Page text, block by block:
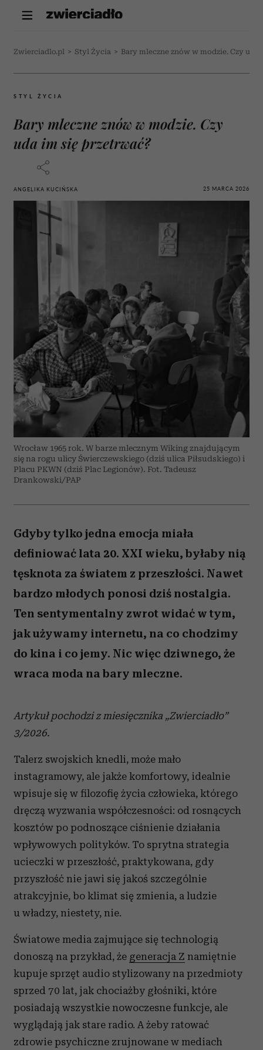
Zwierciadlo.pl > Styl Życia > Bary mleczne znów w modzie. Czy uda
STYL ŻYCIA
Bary mleczne znów w modzie. Czy
uda im się przetrwać?
ANGELIKA KUCIŃSKA 25 MARCA 2026
Wrocław 1965 rok. W barze mlecznym Wiking znajdującym
się na rogu ulicy Świerczewskiego (dziś ulica Piłsudskiego) i
Placu PKWN (dziś Plac Legionów). Fot. Tadeusz
Drankowski/PAP
Gdyby tylko jedna emocja miała
definiować lata 20. XXI wieku, byłaby nią
tęsknota za światem z przeszłości. Nawet
bardzo młodych ponosi dziś nostalgia.
Ten sentymentalny zwrot widać w tym,
jak używamy internetu, na co chodzimy
do kina i co jemy. Nic więc dziwnego, że
wraca moda na bary mleczne.
Artykuł pochodzi z miesięcznika „Zwierciadło”
3/2026.
Talerz swojskich knedli, może mało
instagramowy, ale jakże komfortowy, idealnie
wpisuje się w filozofię życia człowieka, którego
dręczą wyzwania współczesności: od rosnących
kosztów po podnoszące ciśnienie działania
wpływowych polityków. To sprytna strategia
ucieczki w przeszłość, praktykowana, gdy
przyszłość nie jawi się jakoś szczególnie
atrakcyjnie, bo klimat się zmienia, a ludzie
u władzy, niestety, nie.
Światowe media zajmujące się technologią
donoszą na przykład, że generacja Z namiętnie
kupuje sprzęt audio stylizowany na przedmioty
sprzed 70 lat, jak chociażby głośniki, które
posiadają wszystkie nowoczesne funkcje, ale
wyglądają jak stare radio. A żeby ratować
zdrowie psychiczne zrujnowane w mediach